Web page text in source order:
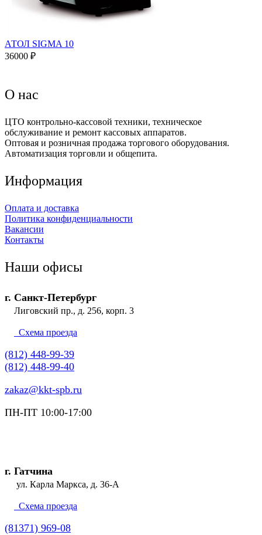
АТОЛ SIGMA 10
36000 ₽
О нас
ЦТО контрольно-кассовой техники, техническое
обслуживание и ремонт кассовых аппаратов.
Оптовая и розничная продажа торгового оборудования.
Автоматизация торговли и общепита.
Информация
Оплата и доставка
Политика конфиденциальности
Вакансии
Контакты
Наши офисы
г. Санкт-Петербург
Лиговский пр., д. 256, корп. 3
Схема проезда
(812) 448-99-39
(812) 448-99-40
zakaz@kkt-spb.ru
ПН-ПТ 10:00-17:00
г. Гатчина
ул. Карла Маркса, д. 36-А
Схема проезда
(81371) 969-08